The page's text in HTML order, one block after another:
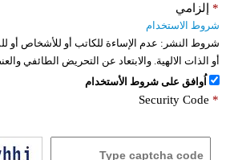
إلزامي *
شروط الاستخدام
شروط النشر: عدم الإساءة للكاتب أو للأشخاص أو
أو الذات الالهية. والابتعاد عن التحريض الطائفي
اُوافق على شروط الأستخدام
Security Code *